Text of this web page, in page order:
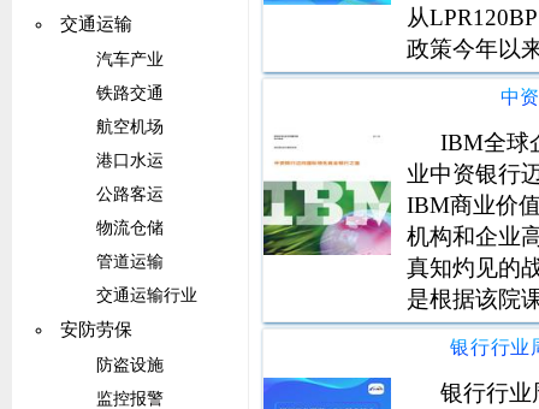
交通运输
汽车产业
铁路交通
航空机场
港口水运
公路客运
物流仓储
管道运输
交通运输行业
安防劳保
防盗设施
监控报警
从
政策今年以
房贷款利率
资者也关注
中
IBM全球
业中资银行
IBM商业价
机构和企业
真知灼见的
是根据该院
询服务部正
助各个公司
银行行业